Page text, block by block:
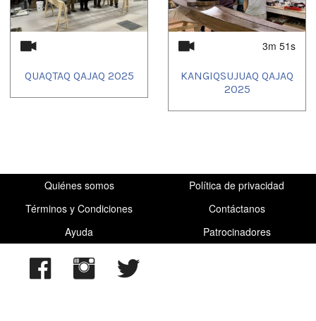
QUAQTAQ QAJAQ 2025
3m 51s
KANGIQSUJUAQ QAJAQ
2025
Quiénes somos
Política de privacidad
Términos y Condiciones
Contáctanos
Ayuda
Patrocinadores